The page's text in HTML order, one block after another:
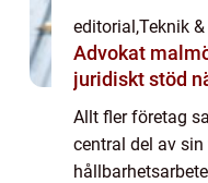
editorial,Teknik
Advokat malmö så väljer du
juridiskt stöd
Allt fler företag
central del av